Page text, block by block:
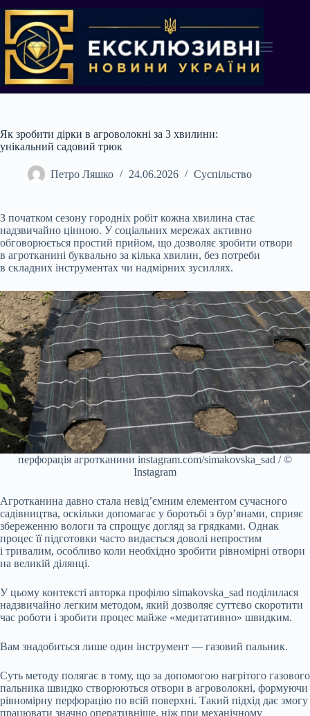
до
вмісту
Як зробити дірки в агроволокні за 3 хвилини:
унікальний садовий трюк
Петро Ляшко 24.06.2026 Суспільство
З початком сезону городніх робіт кожна хвилина стає
надзвичайно цінною. У соціальних мережах активно
обговорюється простий прийом, що дозволяє зробити отвори
в агротканині буквально за кілька хвилин, без потреби
в складних інструментах чи надмірних зусиллях.
перфорація агротканини instagram.com/simakovska_sad / ©
Instagram
Агротканина давно стала невід’ємним елементом сучасного
садівництва, оскільки допомагає у боротьбі з бур’янами, сприяє
збереженню вологи та спрощує догляд за грядками. Однак
процес її підготовки часто видається доволі непростим
і тривалим, особливо коли необхідно зробити рівномірні отвори
на великій ділянці.
У цьому контексті авторка профілю simakovska_sad поділилася
надзвичайно легким методом, який дозволяє суттєво скоротити
час роботи і зробити процес майже «медитативно» швидким.
Вам знадобиться лише один інструмент — газовий пальник.
Суть методу полягає в тому, що за допомогою нагрітого газового
пальника швидко створюються отвори в агроволокні, формуючи
рівномірну перфорацію по всій поверхні. Такий підхід дає змогу
працювати значно оперативніше, ніж при механічному